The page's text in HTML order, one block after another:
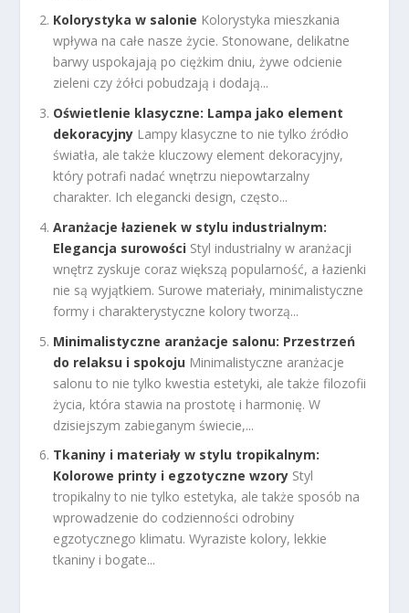
Kolorystyka w salonie Kolorystyka mieszkania
wpływa na całe nasze życie. Stonowane, delikatne
barwy uspokajają po ciężkim dniu, żywe odcienie
zieleni czy żółci pobudzają i dodają...
Oświetlenie klasyczne: Lampa jako element
dekoracyjny Lampy klasyczne to nie tylko źródło
światła, ale także kluczowy element dekoracyjny,
który potrafi nadać wnętrzu niepowtarzalny
charakter. Ich elegancki design, często...
Aranżacje łazienek w stylu industrialnym:
Elegancja surowości Styl industrialny w aranżacji
wnętrz zyskuje coraz większą popularność, a łazienki
nie są wyjątkiem. Surowe materiały, minimalistyczne
formy i charakterystyczne kolory tworzą...
Minimalistyczne aranżacje salonu: Przestrzeń
do relaksu i spokoju Minimalistyczne aranżacje
salonu to nie tylko kwestia estetyki, ale także filozofii
życia, która stawia na prostotę i harmonię. W
dzisiejszym zabieganym świecie,...
Tkaniny i materiały w stylu tropikalnym:
Kolorowe printy i egzotyczne wzory Styl
tropikalny to nie tylko estetyka, ale także sposób na
wprowadzenie do codzienności odrobiny
egzotycznego klimatu. Wyraziste kolory, lekkie
tkaniny i bogate...